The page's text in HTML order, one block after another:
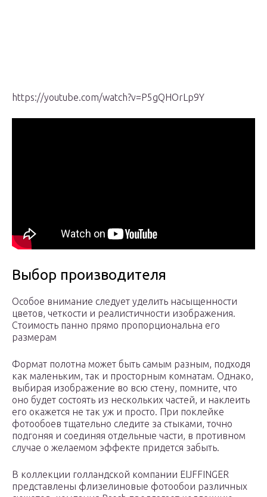
https://youtube.com/watch?v=P5gQHOrLp9Y
Выбор производителя
Особое внимание следует уделить насыщенности
цветов, четкости и реалистичности изображения.
Стоимость панно прямо пропорциональна его
размерам
Формат полотна может быть самым разным, подходя
как маленьким, так и просторным комнатам. Однако,
выбирая изображение во всю стену, помните, что
оно будет состоять из нескольких частей, и наклеить
его окажется не так уж и просто. При поклейке
фотообоев тщательно следите за стыками, точно
подгоняя и соединяя отдельные части, в противном
случае о желаемом эффекте придется забыть.
В коллекции голландской компании EIJFFINGER
представлены флизелиновые фотообои различных